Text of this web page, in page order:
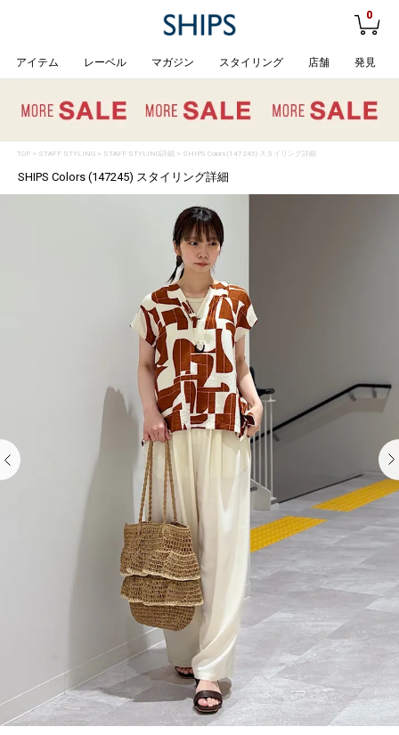
0
アイテム レーベル マガジン スタイリング 店舗 発見
TOP> STAFF STYLING> STAFF STYLING詳細 > SHIPS Colors (147245) スタイリング詳細
SHIPS Colors (147245) スタイリング詳細